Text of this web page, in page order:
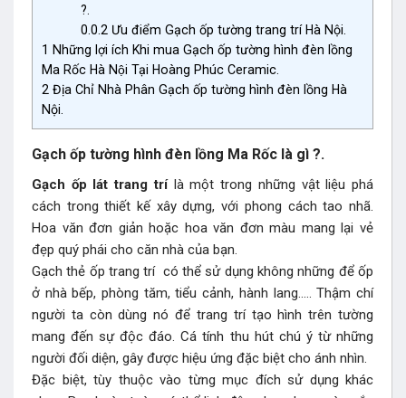
?.
0.0.2 Ưu điểm Gạch ốp tường trang trí Hà Nội.
1 Những lợi ích Khi mua Gạch ốp tường hình đèn lồng
Ma Rốc Hà Nội Tại Hoàng Phúc Ceramic.
2 Địa Chỉ Nhà Phân Gạch ốp tường hình đèn lồng Hà
Nội.
Gạch ốp tường hình đèn lồng Ma Rốc là gì ?.
Gạch ốp lát trang trílà một trong những vật liệu phá
cách trong thiết kế xây dựng, với phong cách tao nhã.
Hoa văn đơn giản hoặc hoa văn đơn màu mang lại vẻ
đẹp quý phái cho căn nhà của bạn.
Gạch thẻ ốp trang trí có thể sử dụng không những để ốp
ở nhà bếp, phòng tăm, tiểu cảnh, hành lang….. Thậm chí
người ta còn dùng nó để trang trí tạo hình trên tường
mang đến sự độc đáo. Cá tính thu hút chú ý từ những
người đối diện, gây được hiệu ứng đặc biệt cho ánh nhìn.
Đặc biệt, tùy thuộc vào từng mục đích sử dụng khác